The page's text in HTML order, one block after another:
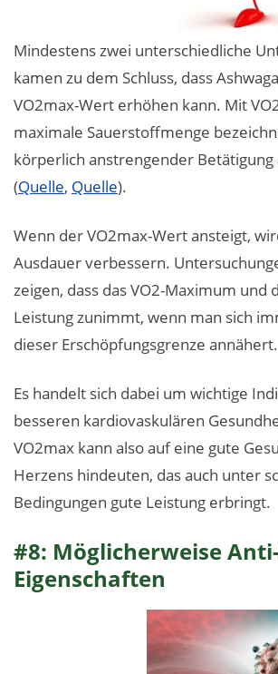
Mindestens zwei unterschiedliche
kamen zu dem Schluss, dass
VO2max-Wert erhöhen kann. Mit
maximale Sauerstoffmenge
körperlich anstrengender
(Quelle, Quelle).
Wenn der VO2max-Wert ansteigt,
Ausdauer verbessern.
zeigen, dass das VO2-Maximum und
Leistung zunimmt, wenn man sich
dieser Erschöpfungsgrenze annähert.
Es handelt sich dabei um wichtige
besseren kardiovaskulären
VO2max kann also auf eine gute
Herzens hindeuten, das auch unter
Bedingungen gute Leistung erbringt.
#8: Möglicherweise
Eigenschaften